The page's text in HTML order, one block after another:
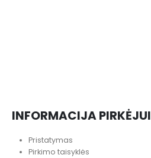
INFORMACIJA PIRKĖJUI
Pristatymas
Pirkimo taisyklės